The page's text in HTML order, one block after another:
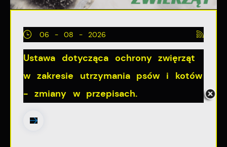
06 - 08 - 2026
Ustawa dotycząca ochrony zwięrząt
w zakresie utrzymania psów i kotów
- zmiany w przepisach.